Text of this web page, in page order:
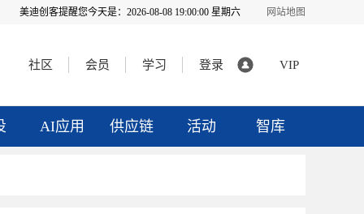
美迪创客提醒您今天是： 2026-08-08 19:00:02 星期六 网站地图
社区 会员 学习 登录 VIP
AI应用 供应链 活动 智库